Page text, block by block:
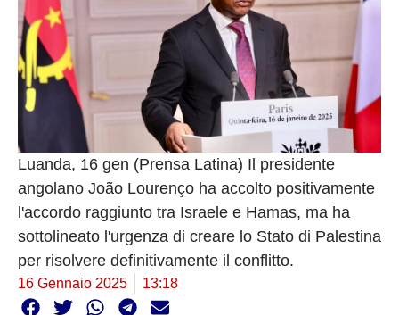
Luanda, 16 gen (Prensa Latina) Il presidente
angolano João Lourenço ha accolto positivamente
l'accordo raggiunto tra Israele e Hamas, ma ha
sottolineato l'urgenza di creare lo Stato di Palestina
per risolvere definitivamente il conflitto.
16 Gennaio 2025 13:18